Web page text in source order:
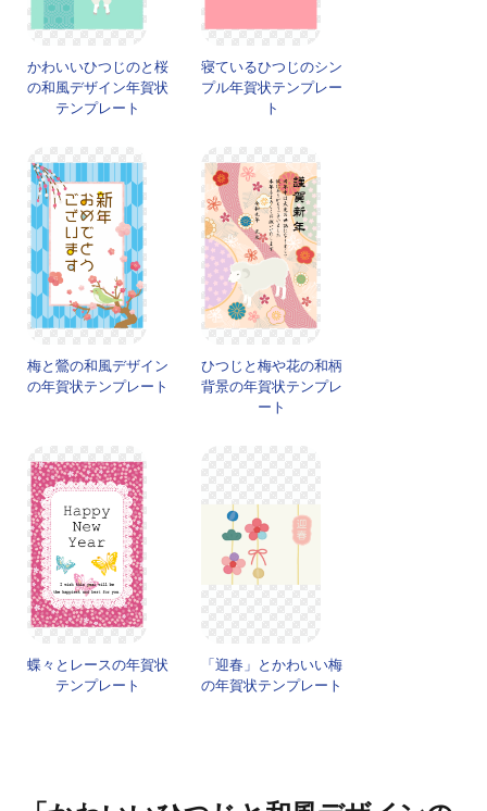
かわいいひつじのと桜
の和風デザイン年賀状
テンプレート
寝ているひつじのシン
プル年賀状テンプレー
ト
梅と鶯の和風デザイン
の年賀状テンプレート
ひつじと梅や花の和柄
背景の年賀状テンプレ
ート
蝶々とレースの年賀状
テンプレート
「迎春」とかわいい梅
の年賀状テンプレート